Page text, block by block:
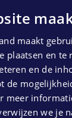
maakt
plaatsen en
en de
de
meer
we je